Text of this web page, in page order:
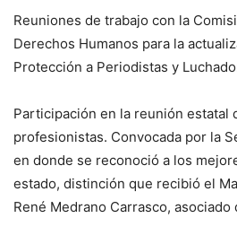
Reuniones de trabajo con la
Derechos Humanos para la
Protección a Periodistas y L
Participación en la reunión estatal
profesionistas. Convocada por la
en donde se reconoció a los
estado, distinción que recibió el
René Medrano Carrasco, asociado